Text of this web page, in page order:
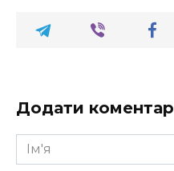
Додати коментар
Ім'я
*